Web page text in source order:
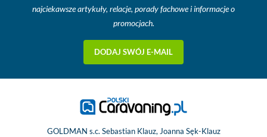
najciekawsze artykuły, relacje, porady fachowe i informacje o
promocjach.
DODAJ SWÓJ E-MAIL
GOLDMAN s.c. Sebastian Klauz, Joanna Sęk-Klauz